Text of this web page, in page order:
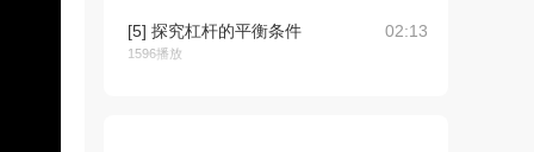
[5] 探究杠杆的平衡条件
1596播放
02:13